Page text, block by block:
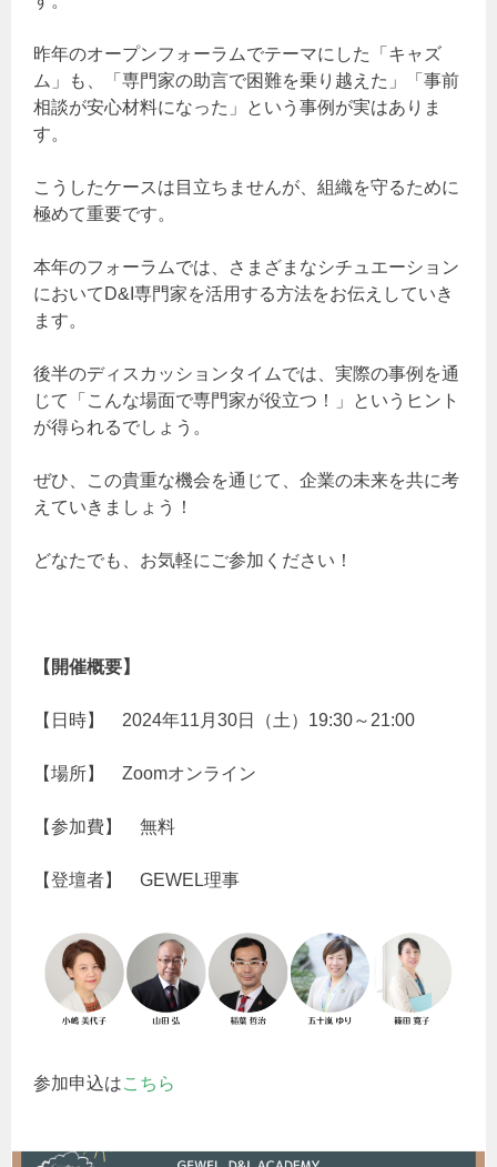
昨年のオープンフォーラムでテーマにした「キャズ
ム」も、「専門家の助言で困難を乗り越えた」「事前
相談が安心材料になった」という事例が実はありま
す。
こうしたケースは目立ちませんが、組織を守るために
極めて重要です。
本年のフォーラムでは、さまざまなシチュエーション
においてD&I専門家を活用する方法をお伝えしていき
ます。
後半のディスカッションタイムでは、実際の事例を通
じて「こんな場面で専門家が役立つ！」というヒント
が得られるでしょう。
ぜひ、この貴重な機会を通じて、企業の未来を共に考
えていきましょう！
どなたでも、お気軽にご参加ください！
【開催概要】
【日時】 2024年11月30日（土）19:30～21:00
【場所】 Zoomオンライン
【参加費】 無料
【登壇者】 GEWEL理事
参加申込はこちら